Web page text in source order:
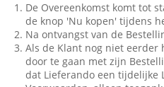
De Overeenkomst komt tot
de knop 'Nu kopen' tijdens
Na ontvangst van de
Als de Klant nog niet eerder
door te gaan met zijn
dat Lieferando een tijdelijke